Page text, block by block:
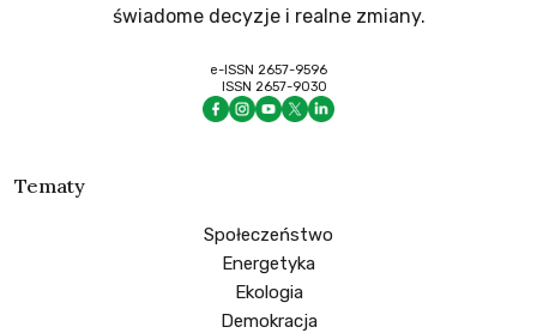
świadome decyzje i realne zmiany.
e-ISSN 2657-9596
ISSN 2657-9030
Tematy
Społeczeństwo
Energetyka
Ekologia
Demokracja